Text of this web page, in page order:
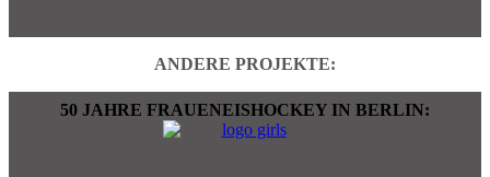
ANDERE PROJEKTE:
50 JAHRE FRAUENEISHOCKEY IN BERLIN: